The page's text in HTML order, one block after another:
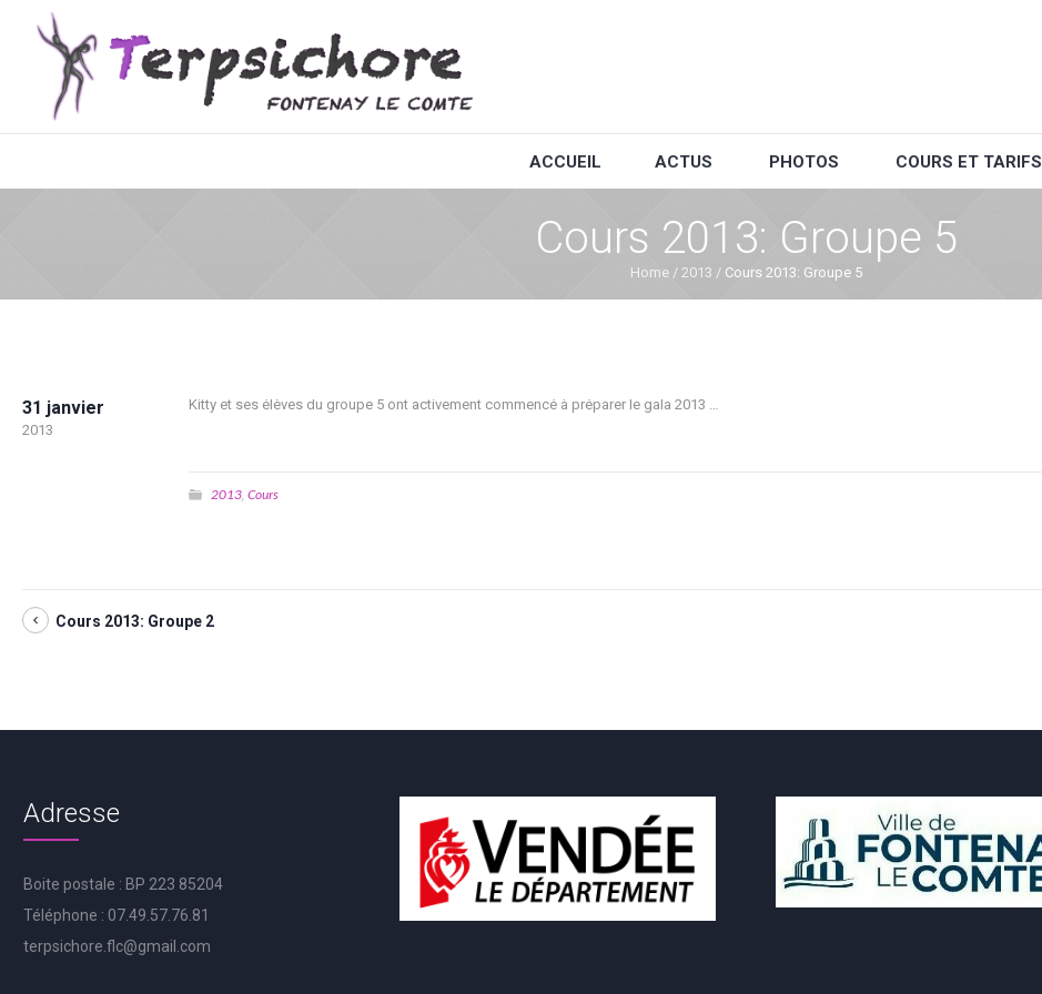
ACCUEIL ACTUS PHOTOS COURS ET TARIFS
Cours 2013: Groupe 5
Home / 2013 / Cours 2013: Groupe 5
31 janvier
2013
Kitty et ses élèves du groupe 5 ont activement commencé à préparer le gala 2013 …
2013, Cours
Cours 2013: Groupe 2
Adresse
Boite postale : BP 223 85204
Téléphone : 07.49.57.76.81
terpsichore.flc@gmail.com